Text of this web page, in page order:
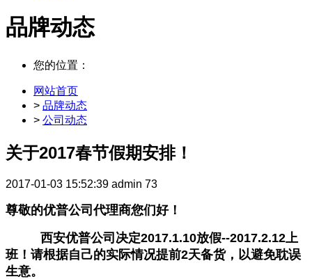
品牌动态
您的位置：
网站首页
> 品牌动态
> 公司动态
关于2017春节假期安排！
2017-01-03 15:52:39 admin 73
尊敬的优普公司代理商您们好！
西安优普公司决定2017.1.10放假--2017.2.12上
班！请根据自己的实际情况提前2天备货，以避免耽误
生意。